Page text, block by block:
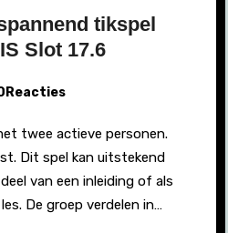
tikspel
Slot 17.6
Dit spel kan uitstekend
van een inleiding of als
De groep verdelen in…